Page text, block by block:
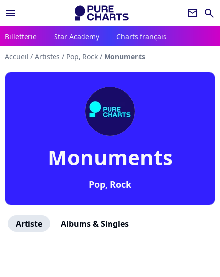
menu newsletter search
Billetterie Star Academy Charts français
Accueil / Artistes / Pop, Rock / Monuments
Monuments
Pop, Rock
Artiste Albums & Singles